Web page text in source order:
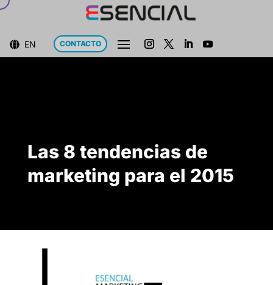
 EN CONTACTO
Las 8 tendencias de
marketing para el 2015